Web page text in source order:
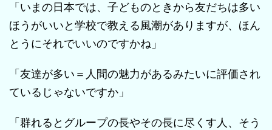
「いまの日本では、子どものときから友だちは多い
ほうがいいと学校で教える風潮がありますが、ほん
とうにそれでいいのですかね」
「友達が多い＝人間の魅力があるみたいに評価され
ているじゃないですか」
「群れるとグループの長やその長に尽くす人、そう